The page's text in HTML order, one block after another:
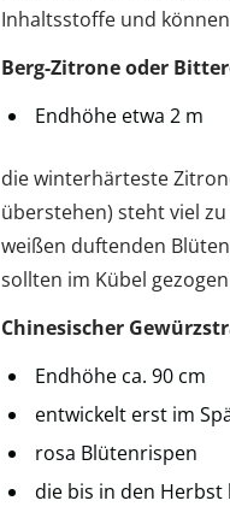
Inhaltsstoffe und
Berg-Zitrone oder
Endhöhe etwa 2 m
die winterhärteste
überstehen) steht viel
weißen duftenden
sollten im Kübel
Chinesischer
Endhöhe ca. 90 cm
entwickelt erst im
rosa Blütenrispen
die bis in den Herbst